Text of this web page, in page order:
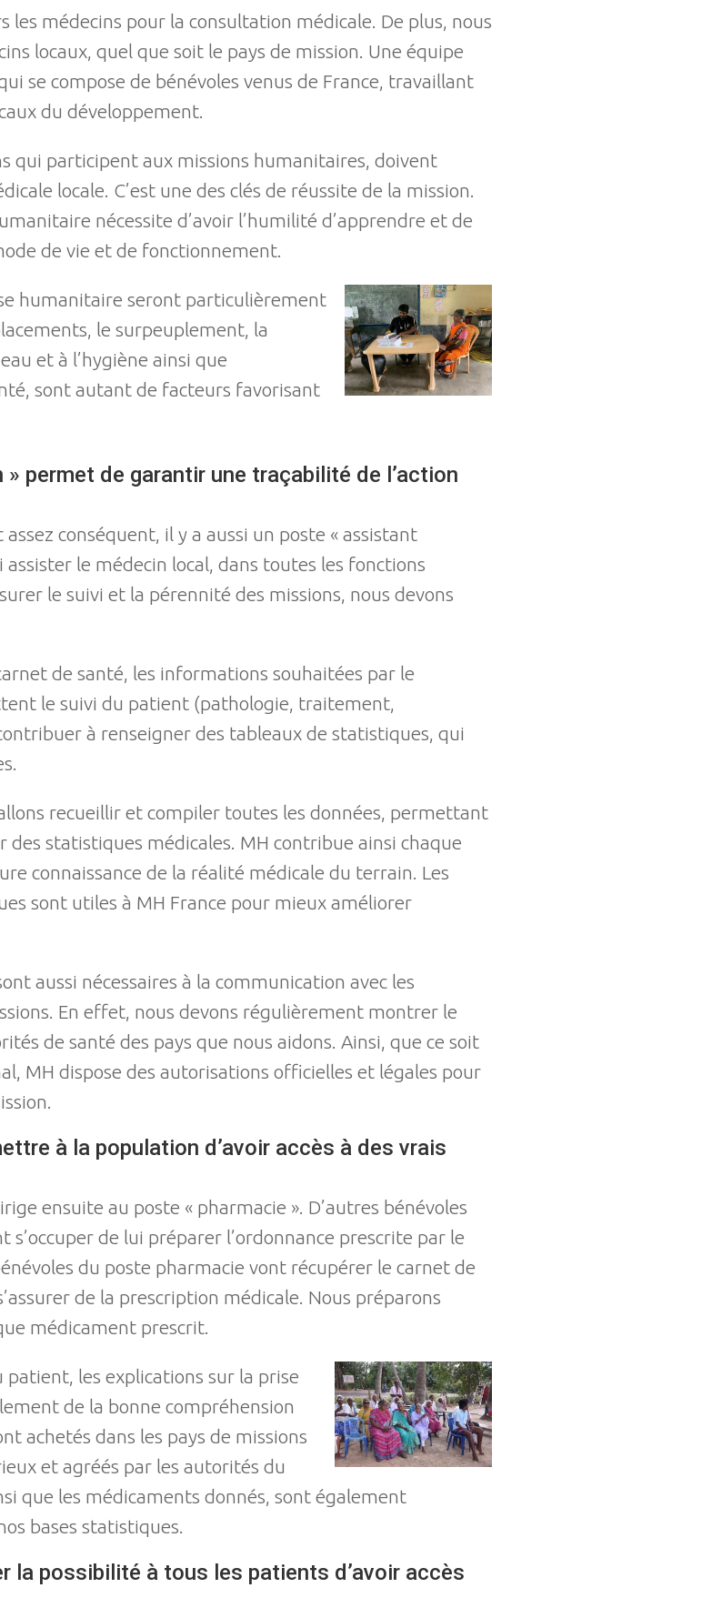
les médecins pour la consultation médicale. De plus, nous
locaux, quel que soit le pays de mission. Une équipe
se compose de bénévoles venus de France, travaillant
du développement.
qui participent aux missions humanitaires, doivent
locale. C’est une des clés de réussite de la mission.
nécessite d’avoir l’humilité d’apprendre et de
de vie et de fonctionnement.
humanitaire seront particulièrement
le surpeuplement, la
et à l’hygiène ainsi que
sont autant de facteurs favorisant
permet de garantir une traçabilité de l’action
conséquent, il y a aussi un poste « assistant
assister le médecin local, dans toutes les fonctions
le suivi et la pérennité des missions, nous devons
de santé, les informations souhaitées par le
le suivi du patient (pathologie, traitement,
à renseigner des tableaux de statistiques, qui
recueillir et compiler toutes les données, permettant
des statistiques médicales. MH contribue ainsi chaque
connaissance de la réalité médicale du terrain. Les
sont utiles à MH France pour mieux améliorer
aussi nécessaires à la communication avec les
En effet, nous devons régulièrement montrer le
de santé des pays que nous aidons. Ainsi, que ce soit
MH dispose des autorisations officielles et légales pour
à la population d’avoir accès à des vrais
ensuite au poste « pharmacie ». D’autres bénévoles
s’occuper de lui préparer l’ordonnance prescrite par le
du poste pharmacie vont récupérer le carnet de
de la prescription médicale. Nous préparons
médicament prescrit.
les explications sur la prise
de la bonne compréhension
achetés dans les pays de missions
et agréés par les autorités du
que les médicaments donnés, sont également
bases statistiques.
la possibilité à tous les patients d’avoir accès